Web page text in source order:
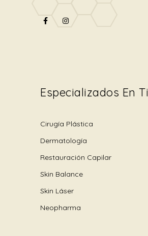
Especializados En Ti
Cirugía Plástica
Dermatología
Restauración Capilar
Skin Balance
Skin Láser
Neopharma